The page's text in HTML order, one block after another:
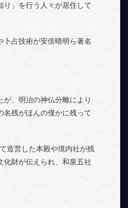
」を行う人々が居住して
占技術が安倍晴明ら著名
が、明治の神仏分離により
残がほんの僅かに残って
造営した本殿や境内社が残
化財が伝えられ、和泉五社